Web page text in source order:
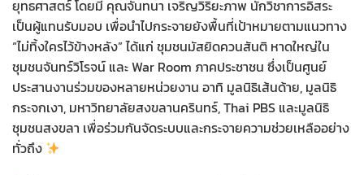
ยุทธศาสตร์ โดยมี คุณจันทนา เจริญวิริยะภาพ นักวิชาการอิสระ
เป็นผู้แทนรับมอบ เพื่อนำไปกระจายยังพื้นที่เป้าหมายตามแนวทาง
“ไม่ทิ้งใครไว้ข้างหลัง” ได้แก่ ชุมชนมัสยิดควนสันติ หาดใหญ่ใน
ชุมชนจันทร์วิโรจน์ และ War Room ภาคประชาชน ซึ่งเป็นศูนย์
ประสานงานร่วมของหลายหน่วยงาน อาทิ มูลนิธิเส้นด้าย, มูลนิธิ
กระจกเงา, มหาวิทยาลัยสงขลานครินทร์, Thai PBS และมูลนิธิ
ชุมชนสงขลา เพื่อร่วมกันจัดระบบและกระจายความช่วยเหลืออย่าง
ทั่วถึง